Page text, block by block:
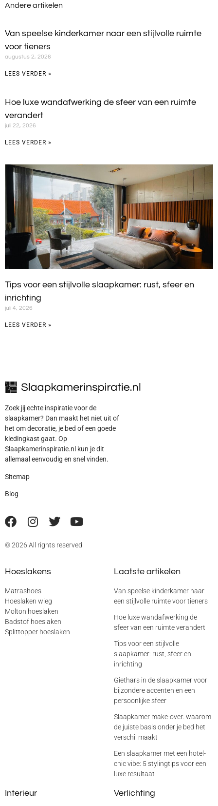
Andere artikelen
Van speelse kinderkamer naar een stijlvolle ruimte
voor tieners
augustus 2, 2026
LEES VERDER »
Hoe luxe wandafwerking de sfeer van een ruimte
verandert
juli 22, 2026
LEES VERDER »
Tips voor een stijlvolle slaapkamer: rust, sfeer en
inrichting
juli 4, 2026
LEES VERDER »
Zoek jij echte inspiratie voor de
slaapkamer? Dan maakt het niet uit of
het om decoratie, je bed of een goede
kledingkast gaat. Op
Slaapkamerinspiratie.nl kun je dit
allemaal eenvoudig en snel vinden.
Sitemap
Blog
© 2026 All rights reserved
Hoeslakens
Matrashoes
Hoeslaken wieg
Molton hoeslaken
Badstof hoeslaken
Splittopper hoeslaken
Laatste artikelen
Van speelse kinderkamer naar
een stijlvolle ruimte voor tieners
Hoe luxe wandafwerking de
sfeer van een ruimte verandert
Tips voor een stijlvolle
slaapkamer: rust, sfeer en
inrichting
Giethars in de slaapkamer voor
bijzondere accenten en een
persoonlijke sfeer
Slaapkamer make-over: waarom
de juiste basis onder je bed het
verschil maakt
Een slaapkamer met een hotel-
chic vibe: 5 stylingtips voor een
luxe resultaat
Interieur Verlichting